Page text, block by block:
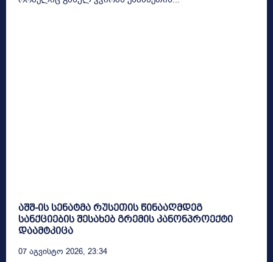
აშშ-ის სენატმა რუსეთის წინააღმდეგ
სანქციების შესახებ გრემის კანონპროექტი
დაამტკიცა
07 Აგვისტო 2026, 23:34